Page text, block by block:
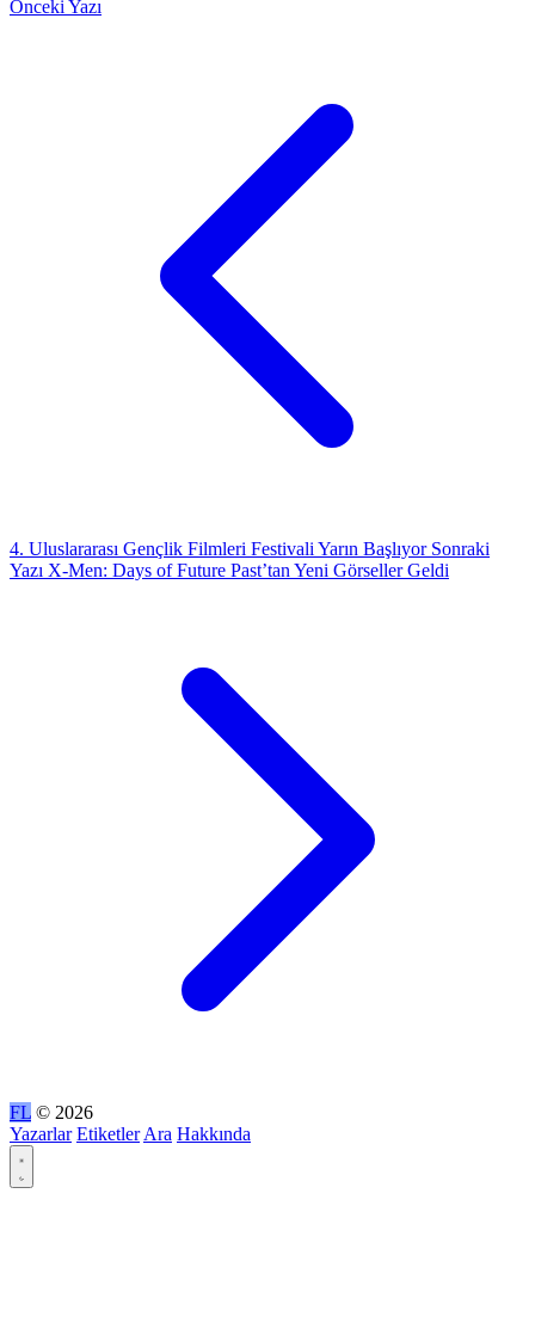
Önceki Yazı
4. Uluslararası Gençlik Filmleri Festivali Yarın Başlıyor Sonraki
Yazı X-Men: Days of Future Past’tan Yeni Görseller Geldi
FL © 2026
Yazarlar Etiketler Ara Hakkında